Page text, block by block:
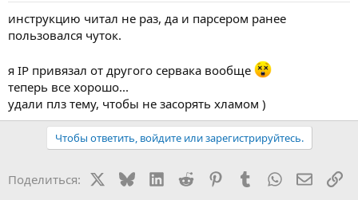
инструкцию читал не раз, да и парсером ранее
пользовался чуток.
я IP привязал от другого сервака вообще
теперь все хорошо...
удали плз тему, чтобы не засорять хламом )
Чтобы ответить, войдите или зарегистрируйтесь.
Поделиться: BlueskyLinkedIn
Reddit PinterestTumblr WhatsApp